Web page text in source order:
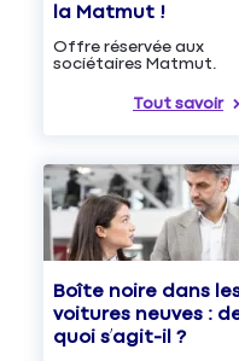
la Matmut !
Offre réservée aux
sociétaires Matmut.
Tout savoir
Boîte noire dans
voitures neuves :
quoi s’agit-il ?